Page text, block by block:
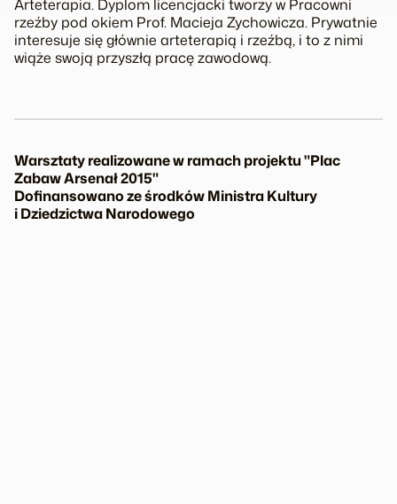
Arteterapia. Dyplom licencjacki tworzy w Pracowni
rzeźby pod okiem Prof. Macieja Zychowicza. Prywatnie
interesuje się głównie arteterapią i rzeźbą, i to z nimi
wiąże swoją przyszłą pracę zawodową.
Warsztaty realizowane w ramach projektu "Plac
Zabaw Arsenał 2015"
Dofinansowano ze środków Ministra Kultury
i Dziedzictwa Narodowego